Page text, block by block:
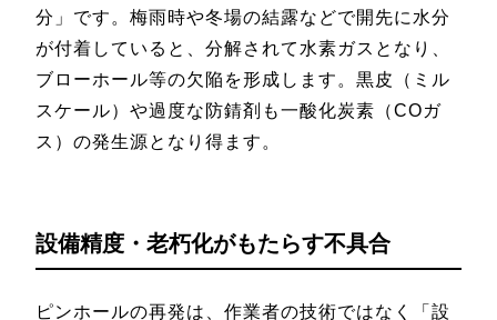
分」です。梅雨時や冬場の結露などで開先に水分
が付着していると、分解されて水素ガスとなり、
ブローホール等の欠陥を形成します。黒皮（ミル
スケール）や過度な防錆剤も一酸化炭素（COガ
ス）の発生源となり得ます。
設備精度・老朽化がもたらす不具合
ピンホールの再発は、作業者の技術ではなく「設